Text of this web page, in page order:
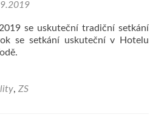
se uskuteční tradiční setkání
se setkání uskuteční v Hotelu
, ZS